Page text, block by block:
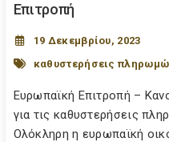
Επιτροπή
19 Δεκεμβρίου, 2023
καθυστερήσεις
Ευρωπαϊκή Επιτροπή –
για τις καθυστερήσεις
Ολόκληρη η ευρωπαϊκή